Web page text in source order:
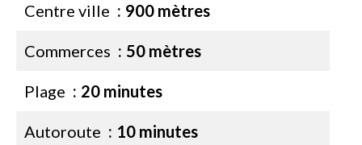
Centre ville 900 mètres
Commerces 50 mètres
Plage 20 minutes
Autoroute 10 minutes